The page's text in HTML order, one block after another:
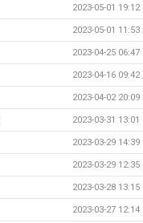
2023-05-01 19:12
2023-05-01 11:53
2023-04-25 06:47
2023-04-16 09:42
2023-04-02 20:09
2023-03-31 13:01
2023-03-29 14:39
2023-03-29 12:35
2023-03-28 13:15
2023-03-27 12:14